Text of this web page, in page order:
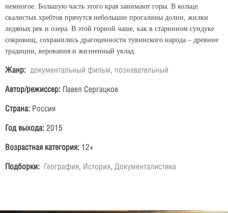
немногое. Большую часть этого края занимают горы. В кольце
скалистых хребтов прячутся небольшие прогалины долин, жилки
ледяных рек и озера. В этой горной чаше, как в старинном сундуке
сокровищ, сохранились драгоценности тувинского народа – древние
традиции, верования и жизненный уклад.
Жанр: документальный фильм, познавательный
Автор/режиссер: Павел Сергацков
Страна: Россия
Год выхода: 2015
Возрастная категория: 12+
Подборки: География, История, Документалистика